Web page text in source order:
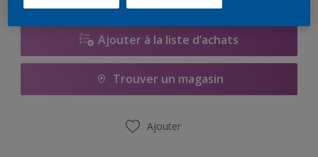
Ajouter à la liste d’achats
Trouver un magasin
Ajouter